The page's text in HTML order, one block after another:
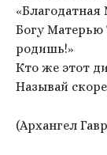
Богу Матерью
родишь!»
Кто же этот
Называй
(Архангел